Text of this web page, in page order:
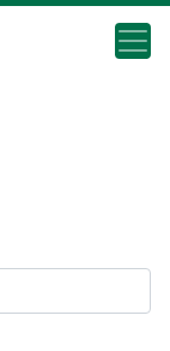
のリサ
ン 実写版
ィズニー
イリッチ